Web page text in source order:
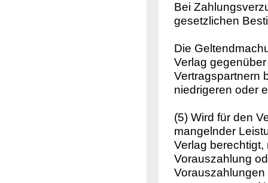
Bei
gesetzlichen
Die
Verlag
Vertragspartnern
niedrigeren oder
(5) Wird für den
mangelnder
Verlag
Vorauszahlung